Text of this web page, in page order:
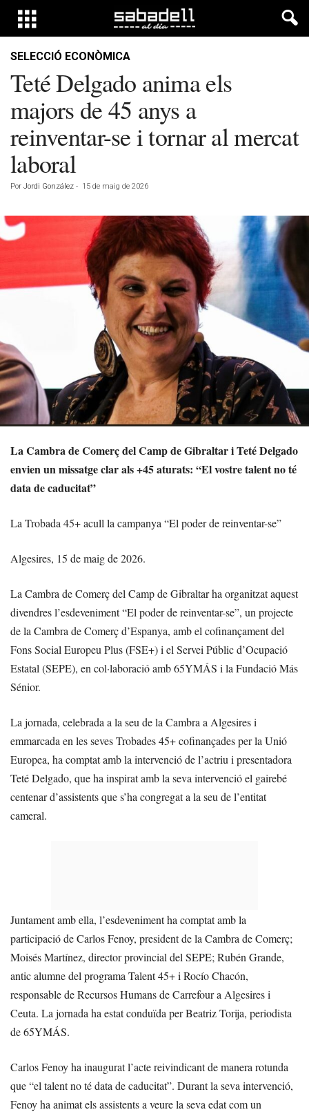
SELECCIÓ ECONÒMICA
Teté Delgado anima els
majors de 45 anys a
reinventar-se i tornar al mercat
laboral
Por Jordi González - 15 de maig de 2026
La Cambra de Comerç del Camp de Gibraltar i Teté Delgado
envien un missatge clar als +45 aturats: “El vostre talent no té
data de caducitat”
La Trobada 45+ acull la campanya “El poder de reinventar-se”
Algesires, 15 de maig de 2026.
La Cambra de Comerç del Camp de Gibraltar ha organitzat aquest
divendres l’esdeveniment “El poder de reinventar-se”, un projecte
de la Cambra de Comerç d’Espanya, amb el cofinançament del
Fons Social Europeu Plus (FSE+) i el Servei Públic d’Ocupació
Estatal (SEPE), en col·laboració amb 65YMÁS i la Fundació Más
Sénior.
La jornada, celebrada a la seu de la Cambra a Algesires i
emmarcada en les seves Trobades 45+ cofinançades per la Unió
Europea, ha comptat amb la intervenció de l’actriu i presentadora
Teté Delgado, que ha inspirat amb la seva intervenció el gairebé
centenar d’assistents que s’ha congregat a la seu de l’entitat
cameral.
Juntament amb ella, l’esdeveniment ha comptat amb la
participació de Carlos Fenoy, president de la Cambra de Comerç;
Moisés Martínez, director provincial del SEPE; Rubén Grande,
antic alumne del programa Talent 45+ i Rocío Chacón,
responsable de Recursos Humans de Carrefour a Algesires i
Ceuta. La jornada ha estat conduïda per Beatriz Torija, periodista
de 65YMÁS.
Carlos Fenoy ha inaugurat l’acte reivindicant de manera rotunda
que “el talent no té data de caducitat”. Durant la seva intervenció,
Fenoy ha animat els assistents a veure la seva edat com un